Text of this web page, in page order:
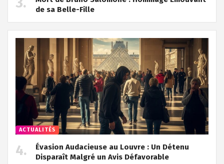
de sa Belle-Fille
ACTUALITÉS
Évasion Audacieuse au Louvre : Un Détenu
Disparaît Malgré un Avis Défavorable